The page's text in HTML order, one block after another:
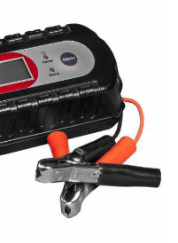
für Pizza und Braten